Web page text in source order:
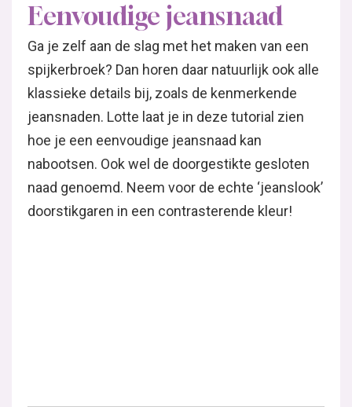
Eenvoudige jeansnaad
Ga je zelf aan de slag met het maken van een
spijkerbroek? Dan horen daar natuurlijk ook alle
klassieke details bij, zoals de kenmerkende
jeansnaden. Lotte laat je in deze tutorial zien
hoe je een eenvoudige jeansnaad kan
nabootsen. Ook wel de doorgestikte gesloten
naad genoemd. Neem voor de echte ‘jeanslook’
doorstikgaren in een contrasterende kleur!